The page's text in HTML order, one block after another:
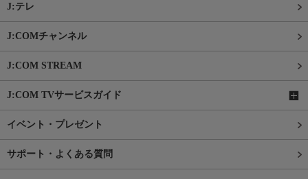
J:テレ
J:COMチャンネル
J:COM STREAM
J:COM TVサービスガイド
イベント・プレゼント
サポート・よくある質問